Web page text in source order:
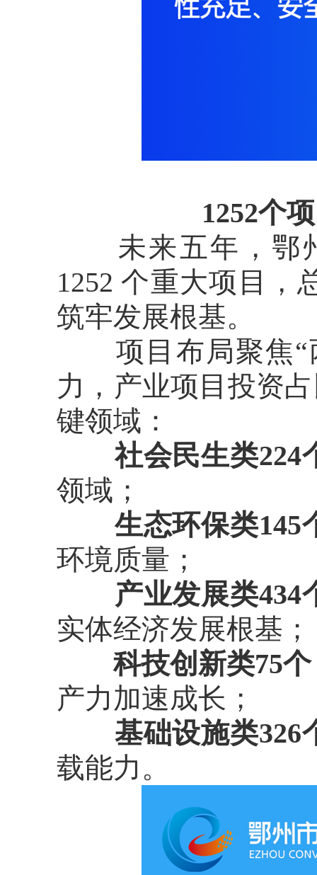
1252个
未来五年，鄂州
1252 个重大项目，
筑牢发展根基。
项目布局聚焦“
力，产业项目投资
键领域：
社会民生类224
领域；
生态环保类145
环境质量；
产业发展类434
实体经济发展根基；
科技创新类75
产力加速成长；
基础设施类326
载能力。